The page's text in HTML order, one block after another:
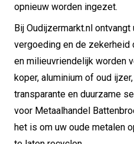
opnieuw worden ingezet.
Bij Oudijzermarkt.nl
vergoeding en de zekerheid
en milieuvriendelijk worden
koper, aluminium of oud
transparante en duurzame
voor Metaalhandel
het is om uw oude metalen